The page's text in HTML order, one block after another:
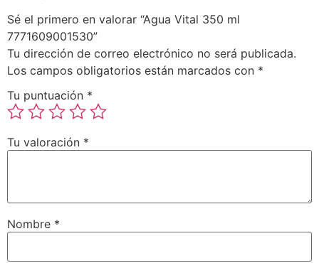
Sé el primero en valorar “Agua Vital 350 ml
7771609001530”
Tu dirección de correo electrónico no será publicada.
Los campos obligatorios están marcados con *
Tu puntuación *
Tu valoración *
Nombre *